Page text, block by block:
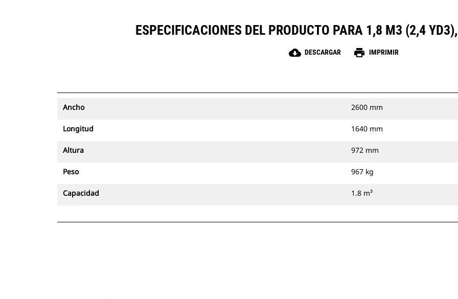
ESPECIFICACIONES DEL PRODUCTO PARA 1,8 M3 (2,4
cloud_download DESCARGAR print IMPRIMIR
Ancho 2600 mm
Longitud 1640 mm
Altura 972 mm
Peso 967 kg
Capacidad 1.8 m³